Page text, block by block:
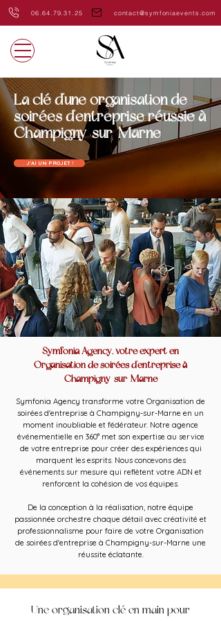
06.64.79.31.25 contact@symfoniaevents.com
La clé d'une organisation de
soirées d'entreprise réussie à
Champigny-sur-Marne
J'AI UN PROJET !
Symfonia Agency, votre expert en
Organisation de soirées d'entreprise à
Champigny-sur-Marne
Symfonia Agency transforme votre Organisation de
soirées d'entreprise à Champigny-sur-Marne en un
moment inoubliable et fédérateur. Notre agence
événementielle en 360° met son expertise au service
de votre entreprise pour créer des expériences qui
marquent les esprits. Nous concevons des
événements sur mesure qui reflètent votre ADN et
renforcent la cohésion de vos équipes.
De la conception à la réalisation, notre équipe
passionnée orchestre chaque détail avec créativité et
professionnalisme pour faire de votre Organisation
de soirées d'entreprise à Champigny-sur-Marne une
réussite éclatante.
Une organisation clé en main pour